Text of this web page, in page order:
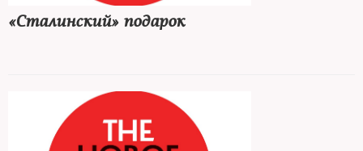
«Сталинский» подарок